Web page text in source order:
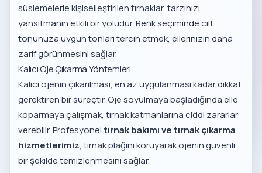
süslemelerle kişiselleştirilen tırnaklar, tarzınızı
yansıtmanın etkili bir yoludur. Renk seçiminde cilt
tonunuza uygun tonları tercih etmek, ellerinizin daha
zarif görünmesini sağlar.
Kalıcı Oje Çıkarma Yöntemleri
Kalıcı ojenin çıkarılması, en az uygulanması kadar dikkat
gerektiren bir süreçtir. Oje soyulmaya başladığında elle
koparmaya çalışmak, tırnak katmanlarına ciddi zararlar
verebilir. Profesyoneltırnak bakımı ve tırnak çıkarma
hizmetlerimiz, tırnak plağını koruyarak ojenin güvenli
bir şekilde temizlenmesini sağlar.